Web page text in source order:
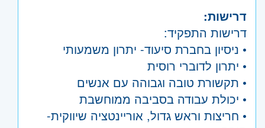
דרישות:
דרישות התפקיד:
• ניסיון בחברת סיעוד- יתרון משמעותי
• יתרון לדוברי רוסית
• תקשורת טובה וגבוהה עם אנשים
• יכולת עבודה בסביבה ממוחשבת
• חריצות וראש גדול, אוריינטציה שיווקית-